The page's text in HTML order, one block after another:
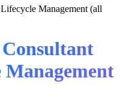
Management (all